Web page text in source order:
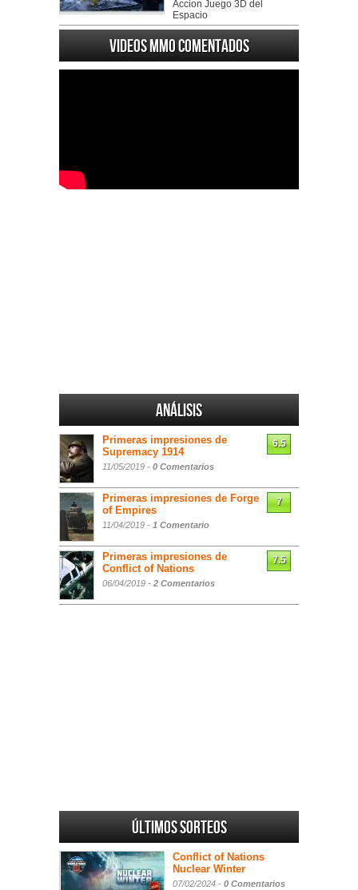
Accion Juego 3D del
Espacio
Videos MMO Comentados
Análisis
Primeras impresiones de
Supremacy 1914
11/05/2019 - 0 Comentarios
6.5
Primeras impresiones de Forge
of Empires
11/04/2019 - 1 Comentario
7
Primeras impresiones de
Conflict of Nations
06/04/2019 - 2 Comentarios
7.5
Últimos sorteos
Conflict of Nations
Nuclear Winter
07/02/2024 - 0 Comentarios